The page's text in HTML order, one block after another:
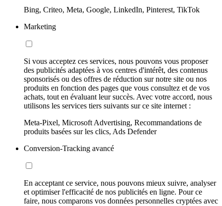
Bing, Criteo, Meta, Google, LinkedIn, Pinterest, TikTok
Marketing
Si vous acceptez ces services, nous pouvons vous proposer
des publicités adaptées à vos centres d'intérêt, des contenus
sponsorisés ou des offres de réduction sur notre site ou nos
produits en fonction des pages que vous consultez et de vos
achats, tout en évaluant leur succès. Avec votre accord, nous
utilisons les services tiers suivants sur ce site internet :
Meta-Pixel, Microsoft Advertising, Recommandations de
produits basées sur les clics, Ads Defender
Conversion-Tracking avancé
En acceptant ce service, nous pouvons mieux suivre, analyser
et optimiser l'efficacité de nos publicités en ligne. Pour ce
faire, nous comparons vos données personnelles cryptées avec